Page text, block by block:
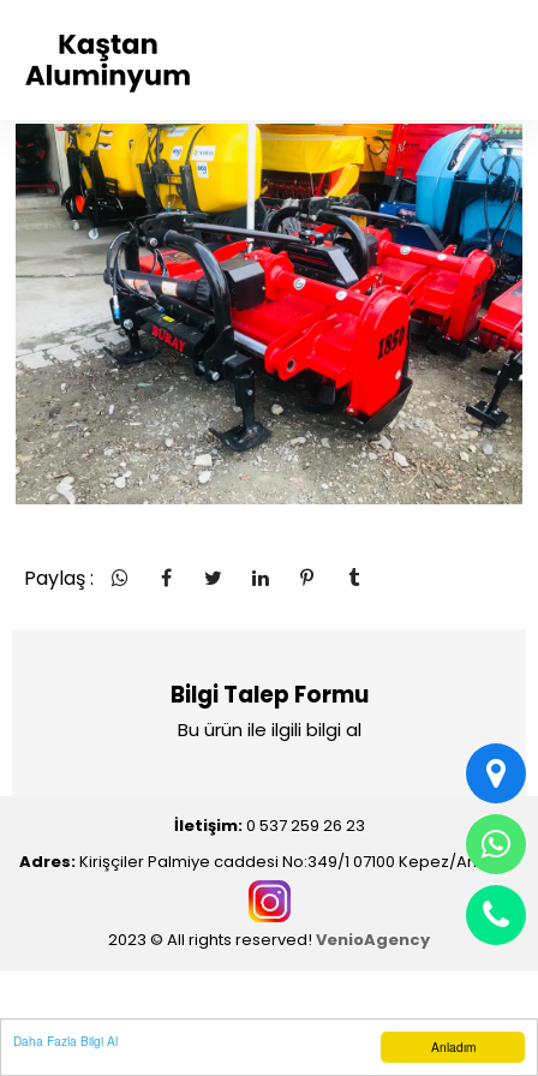
Anladım
Daha Fazla Bilgi Al
Paylaş :
Bilgi Talep Formu
Bu ürün ile ilgili bilgi al
İletişim:0 537 259 26 23
Adres:Kirişçiler Palmiye caddesi No:349/1 07100 Kepez/Antalya
2023 © All rights reserved! VenioAgency